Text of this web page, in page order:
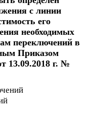
с линии
его
необходимых
переключений в
Приказом
13.09.2018 г. №